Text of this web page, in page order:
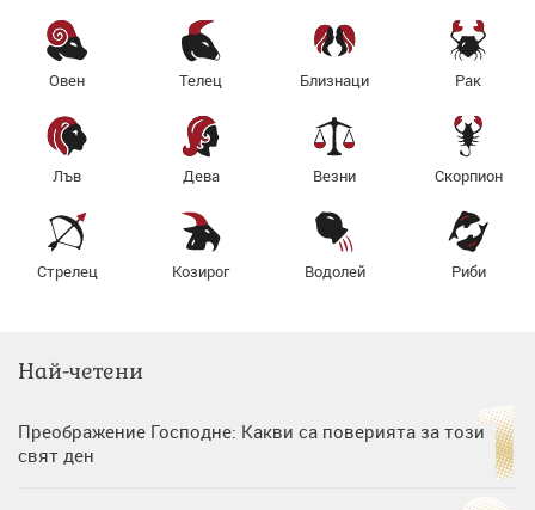
Овен Телец Близнаци Рак
Лъв Дева Везни Скорпион
Стрелец Козирог Водолей Риби
Най-четени
Преображение Господне: Какви са поверията за този
свят ден